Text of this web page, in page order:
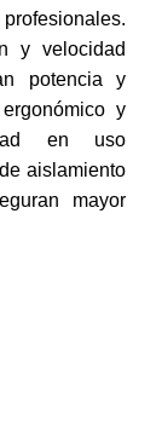
y velocidad
potencia y
y
en uso
aislamiento
mayor